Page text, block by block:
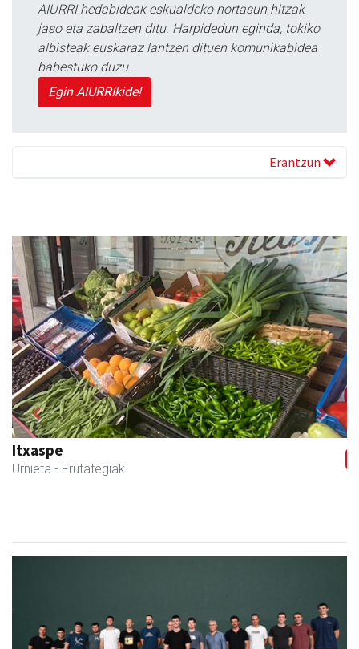
AIURRI hedabideak eskualdeko nortasun hitzak
jaso eta zabaltzen ditu. Harpidedun eginda, tokiko
albisteak euskaraz lantzen dituen komunikabidea
babestuko duzu.
Egin AIURRIkide!
Erantzun
Itxaspe
Urnieta - Frutategiak
Previous Next